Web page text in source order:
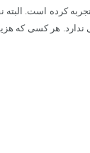
تجربه کرده است.
هر کسی که